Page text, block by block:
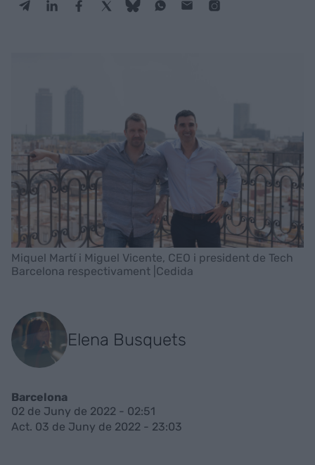
Miquel Martí i Miguel Vicente, CEO i president de Tech
Barcelona respectivament |Cedida
Elena Busquets
Barcelona
02 de Juny de 2022 - 02:51
Act. 03 de Juny de 2022 - 23:03